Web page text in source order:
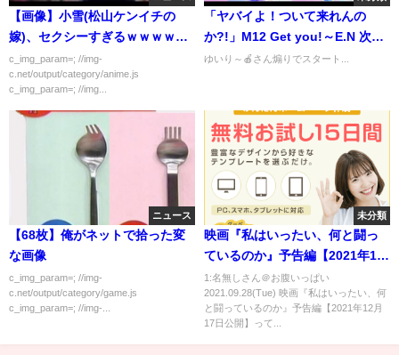
【画像】小雪(松山ケンイチの
嫁)、セクシーすぎるｗｗｗｗｗ
ｗｗｗ
c_img_param=; //img-
c.net/output/category/anime.js
c_img_param=; //img...
「ヤバイよ！ついて来れんの
か?!」M12 Get you!～E.N 次の
Season
ゆいり～🍎さん煽りでスタート...
ニュース
【68枚】俺がネットで拾った変
な画像
c_img_param=; //img-
c.net/output/category/game.js
c_img_param=; //img-...
未分類
映画『私はいったい、何と闘っ
ているのか』予告編【2021年12
月17日公開】
1:名無しさん＠お腹いっぱい
2021.09.28(Tue) 映画『私はいったい、何
と闘っているのか』予告編【2021年12月
17日公開】って...